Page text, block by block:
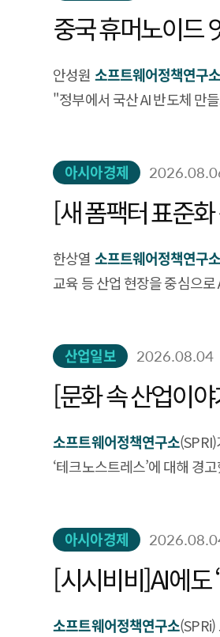
중국 휴머노이드
안성원 소프트웨어정책연구소
"정부에서 국산 AI 반도체 만
아시아경제
[새 폼팩터 표준
한상열 소프트웨어정책연구소
교육 등 산업 현장을 중심으로
산업일보 2026.08.04
[문화 속 산업이야
소프트웨어정책연구소
‘테크노스트레스’에 대해 경
아시아경제
[시시비비]AI에도
소프트웨어정책연구소